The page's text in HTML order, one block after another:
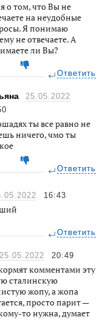
о том, что Вы не
на неудобные
Я понимаю
не отвечаете. А
ли Вы?
Ответить
25.05.2022
ты все равно не
ничего, чмо ты
Ответить
16:43
Ответить
25.05.2022 20:49
комментами эту
сталинскую
жопу, а жопа
просто парит —
то нужна, думает